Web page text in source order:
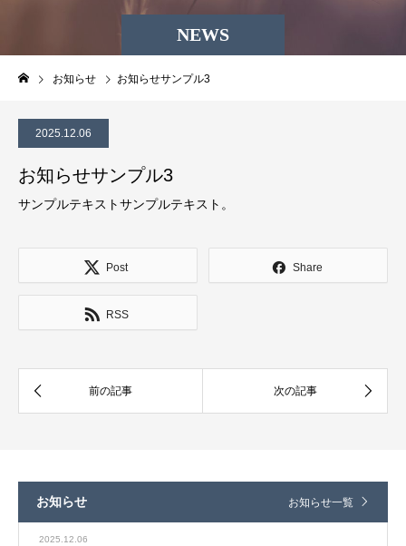
NEWS
お知らせ お知らせサンプル3
2025.12.06
お知らせサンプル3
サンプルテキストサンプルテキスト。
Post Share
RSS
お知らせ お知らせ一覧
2025.12.06